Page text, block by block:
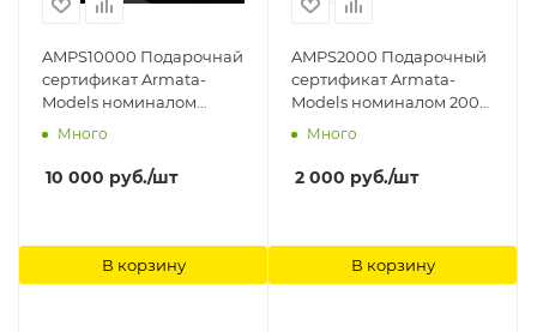
AMPS10000 Подарочнай
сертификат Armata-
Models номиналом
10000 рублей Arma
Много
10 000 руб./шт
В корзину
AMPS2000 Подарочный
сертификат Armata-
Models номиналом 2000
рублей Arma Models
Много
2 000 руб./шт
В корзину